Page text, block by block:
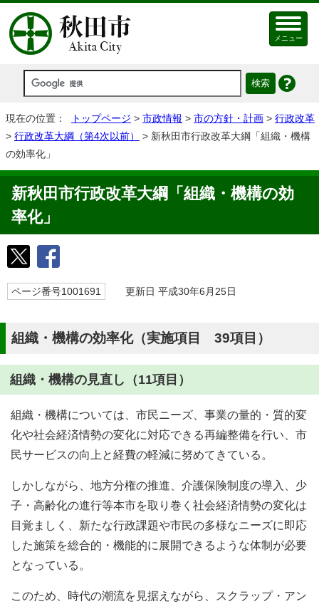
メニュー
現在の位置： トップページ > 市政情報 > 市の方針・計画 > 行政改革
> 行政改革大綱（第4次以前）
> 新秋田市行政改革大綱「組織・機構
の効率化」
新秋田市行政改革大綱「組織・機構の効
率化」
ページ番号1001691 更新日 平成30年6月25日
組織・機構の効率化（実施項目 39項目）
組織・機構の見直し（11項目）
組織・機構については、市民ニーズ、事業の量的・質的変
化や社会経済情勢の変化に対応できる再編整備を行い、市
民サービスの向上と経費の軽減に努めてきている。
しかしながら、地方分権の推進、介護保険制度の導入、少
子・高齢化の進行等本市を取り巻く社会経済情勢の変化は
目覚ましく、新たな行政課題や市民の多様なニーズに即応
した施策を総合的・機能的に展開できるような体制が必要
となっている。
このため、時代の潮流を見据えながら、スクラップ・アン